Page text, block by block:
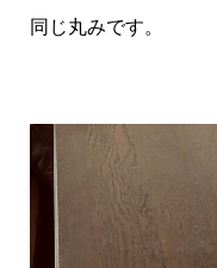
同じ丸みです。